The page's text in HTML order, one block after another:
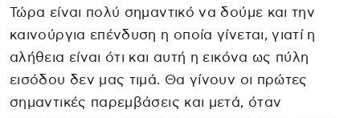
Τώρα είναι πολύ σημαντικό να δούμε και την
καινούργια επένδυση η οποία γίνεται, γιατί η
αλήθεια είναι ότι και αυτή η εικόνα ως πύλη
εισόδου δεν μας τιμά. Θα γίνουν οι πρώτες
σημαντικές παρεμβάσεις και μετά, όταν